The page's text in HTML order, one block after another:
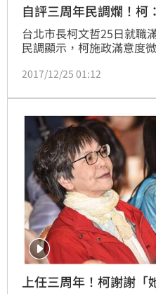
自評三周年民調爛！柯
台北市長柯文哲25日就職
民調顯示，柯施政滿意度
柯「口水比作為多」。對
2017/12/25 01:12
上任三周年！柯謝謝「